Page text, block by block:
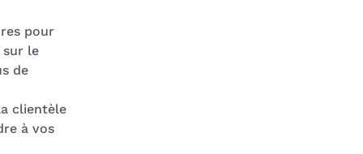
pour
sur le
de
clientèle
à vos